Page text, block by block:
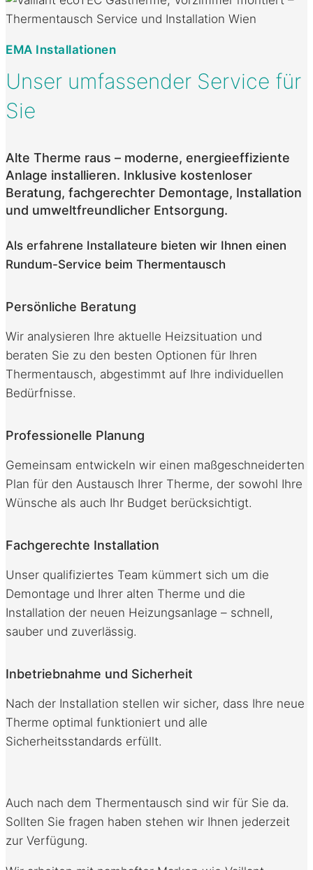
EMA Installationen
Unser umfassender Service für
Sie
Alte Therme raus – moderne, energieeffiziente
Anlage installieren. Inklusive kostenloser
Beratung, fachgerechter Demontage, Installation
und umweltfreundlicher Entsorgung.
Als erfahrene Installateure bieten wir Ihnen einen
Rundum-Service beim Thermentausch
Persönliche Beratung
Wir analysieren Ihre aktuelle Heizsituation und
beraten Sie zu den besten Optionen für Ihren
Thermentausch, abgestimmt auf Ihre individuellen
Bedürfnisse.
Professionelle Planung
Gemeinsam entwickeln wir einen maßgeschneiderten
Plan für den Austausch Ihrer Therme, der sowohl Ihre
Wünsche als auch Ihr Budget berücksichtigt.
Fachgerechte Installation
Unser qualifiziertes Team kümmert sich um die
Demontage und Ihrer alten Therme und die
Installation der neuen Heizungsanlage – schnell,
sauber und zuverlässig.
Inbetriebnahme und Sicherheit
Nach der Installation stellen wir sicher, dass Ihre neue
Therme optimal funktioniert und alle
Sicherheitsstandards erfüllt.
Auch nach dem Thermentausch sind wir für Sie da.
Sollten Sie fragen haben stehen wir Ihnen jederzeit
zur Verfügung.